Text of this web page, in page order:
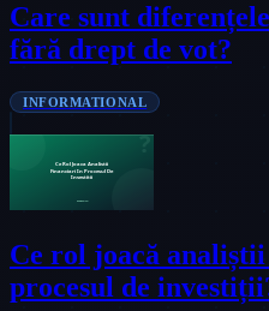
Care sunt
fără drept de vot?
INFORMATIONAL
Ce rol joacă
procesul de